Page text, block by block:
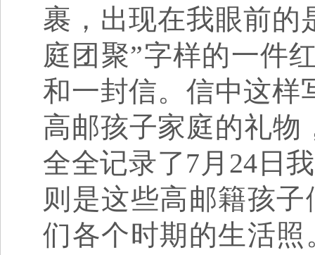
裹，出现在我眼前的
庭团聚”字样的一件
和一封信。信中这样
高邮孩子家庭的礼
全全记录了7月24日
则是这些高邮籍孩
们各个时期的生活